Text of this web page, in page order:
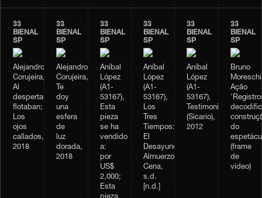
33
BIENAL
SP
Alejandro
Corujeira,
Al
despertar,
flotaban;
Los
ojos
callados,
2018
33
BIENAL
SP
Alejandro
Corujeira,
Te
doy
una
esfera
de
luz
dorada,
2018
33
BIENAL
SP
Aníbal
López
(A1-
53167),
Esta
pieza
se ha
vendido
a:
por
US$
2,000;
Esta
33
BIENAL
SP
Aníbal
López
(A1-
53167),
Los
Tres
Tiempos:
El
Desayuno,
Almuerzo,
Cena,
s.d.
[n.d.]
33
BIENAL
SP
Aníbal
López
(A1-
53167),
Testimonio
(Sicario),
2012
33
BIENAL
SP
Bruno
Ação
do
(frame
de
vídeo)